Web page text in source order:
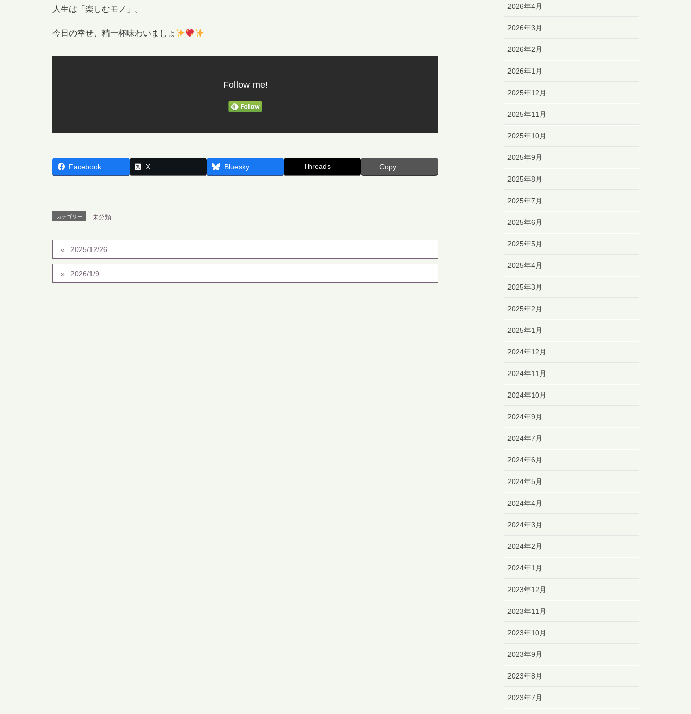
人生は「楽しむモノ」。
今日の幸せ、精一杯味わいましょ
Follow me!
Facebook X Bluesky Threads Copy
カテゴリー 未分類
2025/12/26
2026/1/9
2026年4月
2026年3月
2026年2月
2026年1月
2025年12月
2025年11月
2025年10月
2025年9月
2025年8月
2025年7月
2025年6月
2025年5月
2025年4月
2025年3月
2025年2月
2025年1月
2024年12月
2024年11月
2024年10月
2024年9月
2024年7月
2024年6月
2024年5月
2024年4月
2024年3月
2024年2月
2024年1月
2023年12月
2023年11月
2023年10月
2023年9月
2023年8月
2023年7月